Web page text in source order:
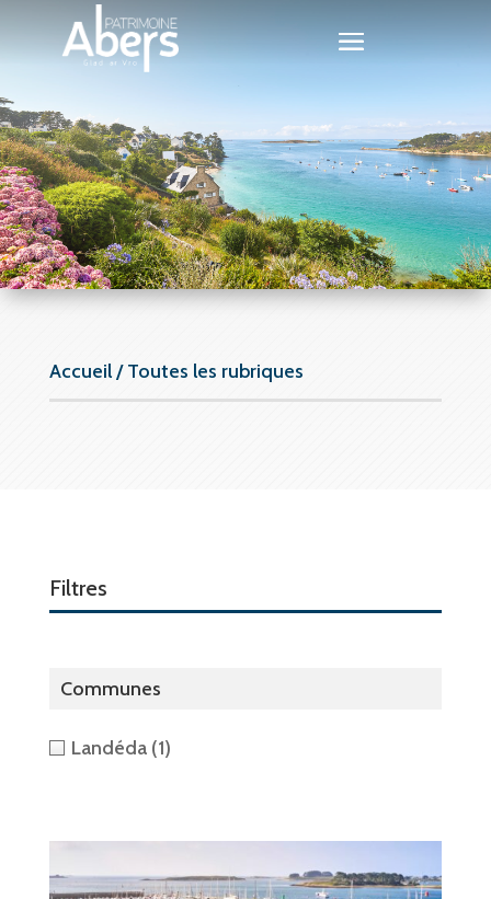
Accueil/Toutes les rubriques
Filtres
Communes
Landéda (1)